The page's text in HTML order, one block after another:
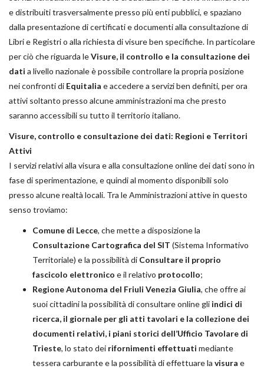
e distribuiti trasversalmente presso più enti pubblici, e spaziano
dalla presentazione di certificati e documenti alla consultazione di
Libri e Registri o alla richiesta di visure ben specifiche. In particolare
per ciò che riguarda leVisure, il controllo e la consultazione dei
dati a livello nazionale è possibile controllare la propria posizione
nei confronti di Equitalia e accedere a servizi ben definiti, per ora
attivi soltanto presso alcune amministrazioni ma che presto
saranno accessibili su tutto il territorio italiano.
Visure, controllo e consultazione dei dati: Regioni e Territori
Attivi
I servizi relativi alla visura e alla consultazione online dei dati sono in
fase di sperimentazione, e quindi al momento disponibili solo
presso alcune realtà locali. Tra le Amministrazioni attive in questo
senso troviamo:
Comune di Lecce, che mette a disposizione la
Consultazione Cartografica del SIT (Sistema Informativo
Territoriale) e la possibilità di Consultare il proprio
fascicolo elettronico e il relativo protocollo;
Regione Autonoma del Friuli Venezia Giulia, che offre ai
suoi cittadini la possibilità di consultare online gli indici di
ricerca, il giornale per gli atti tavolari e la collezione dei
documenti relativi, i piani storici dell’Ufficio Tavolare di
Trieste, lo stato dei rifornimenti effettuati mediante
tessera carburante e la possibilità di effettuare la visura e